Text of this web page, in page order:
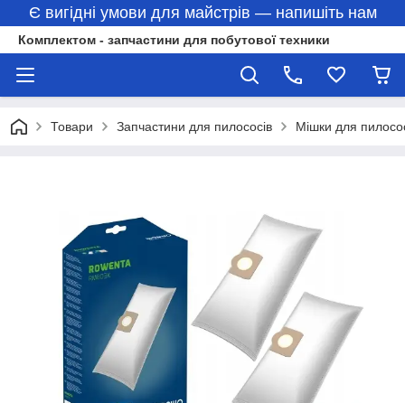
Є вигідні умови для майстрів — напишіть нам
Комплектом - запчастини для побутової техники
Товари Запчастини для пилососів Мішки для